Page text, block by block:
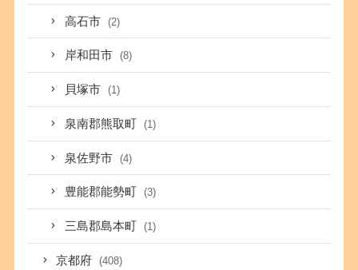
高石市 (2)
岸和田市 (8)
貝塚市 (1)
泉南郡熊取町 (1)
泉佐野市 (4)
豊能郡能勢町 (3)
三島郡島本町 (1)
京都府 (408)